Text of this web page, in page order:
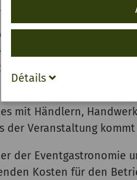
Détails
2026.
engagierten
ermöglicht und dabei
die Schauenburg in
mit Händlern,
der Veranstaltung
der
Kosten für den